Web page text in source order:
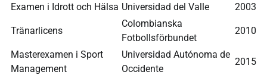
Examen i Idrott och Hälsa Universidad del Valle 2003
Tränarlicens
Colombianska
Fotbollsförbundet
2010
Masterexamen i Sport
Management
Universidad Autónoma de
Occidente
2015